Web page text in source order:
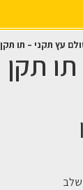
עץ תקני – תו תקן
תקן
שלב